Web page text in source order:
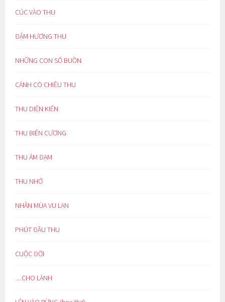
CÚC VÀO THU
ĐẬM HƯƠNG THU
NHỮNG CON SỐ BUỒN
CÁNH CÒ CHIỀU THU
THU DIỆN KIẾN
THU BIÊN CƯƠNG
THU ẢM ĐẠM
THU NHỚ
NHÂN MÙA VU LAN
PHÚT ĐẦU THU
CUỘC ĐỜI
…CHO LÀNH